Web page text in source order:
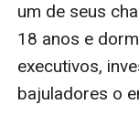
um de seus
18 anos e
executivos,
bajuladores o